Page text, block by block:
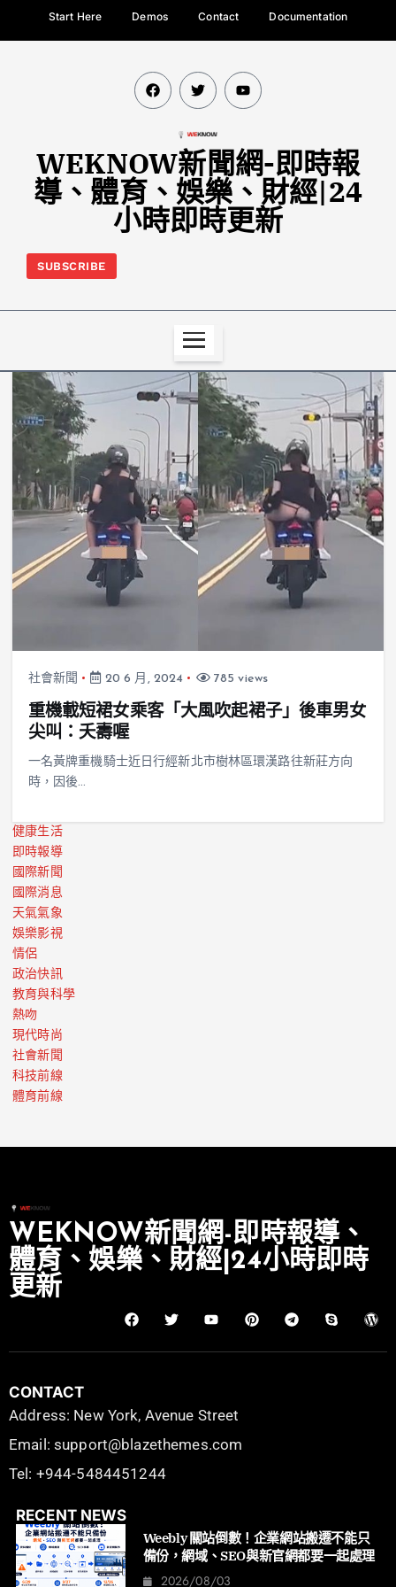
Start Here Demos Contact Documentation
WEKNOW新聞網-即時報
導、體育、娛樂、財經|24
小時即時更新
SUBSCRIBE
社會新聞 20 6 月, 2024 785 views
重機載短裙女乘客「大風吹起裙子」後車男女
尖叫：夭壽喔
一名黃牌重機騎士近日行經新北市樹林區環漢路往新莊方向
時，因後…
健康生活
即時報導
國際新聞
國際消息
天氣氣象
娛樂影視
情侶
政治快訊
教育與科學
熱吻
現代時尚
社會新聞
科技前線
體育前線
WEKNOW新聞網-即時報導、
體育、娛樂、財經|24小時即時
更新
CONTACT
Address: New York, Avenue Street
Email: support@blazethemes.com
Tel: +944-5484451244
RECENT NEWS
Weebly 關站倒數！企業網站搬遷不能只
備份，網域、SEO與新官網都要一起處理
2026/08/03